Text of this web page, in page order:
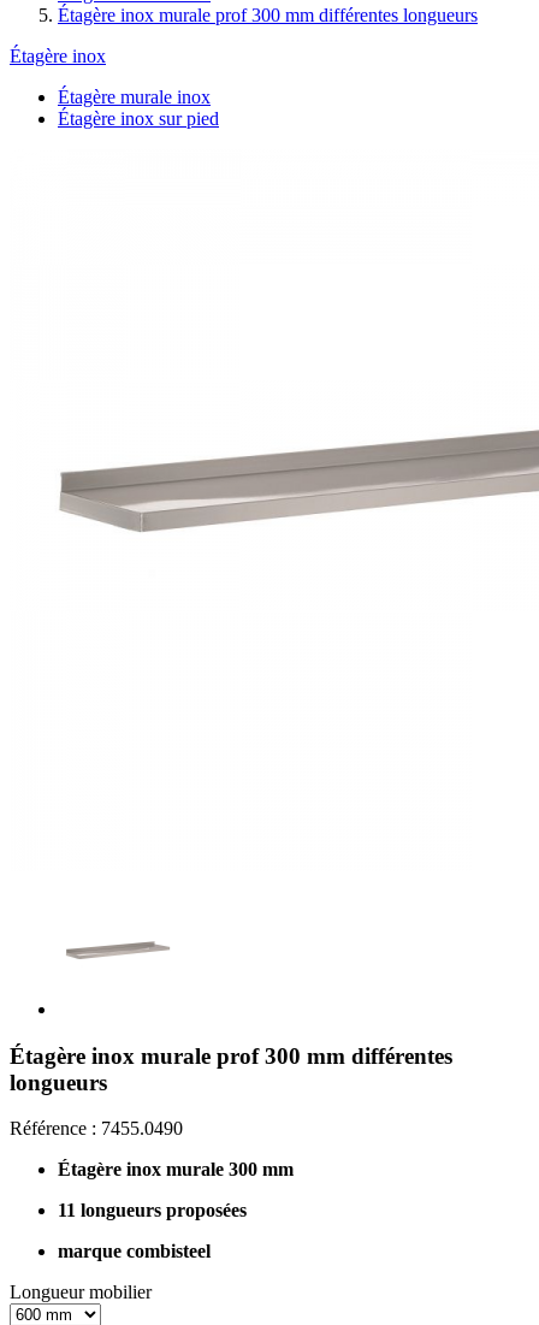
Étagère inox murale prof 300 mm différentes longueurs
Étagère inox
Étagère murale inox
Étagère inox sur pied
Étagère inox murale prof 300 mm différentes
longueurs
Référence : 7455.0490
Étagère inox murale 300 mm
11 longueurs proposées
marque combisteel
Longueur mobilier